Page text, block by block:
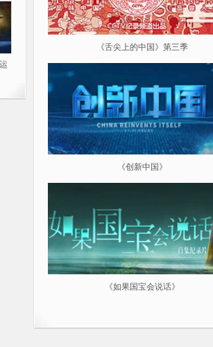
《舌尖上的中国》第三季
《创新中国》
《如果国宝会说话》